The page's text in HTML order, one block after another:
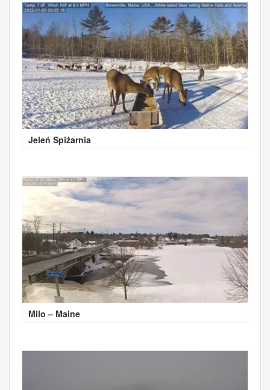
Jeleń Spiżarnia
Milo – Maine